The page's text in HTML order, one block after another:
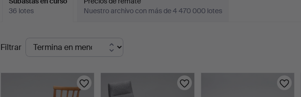
36 lotes
Nuestro archivo con más de 4 470 000 lotes
Subastas
en
curso
Filtrar